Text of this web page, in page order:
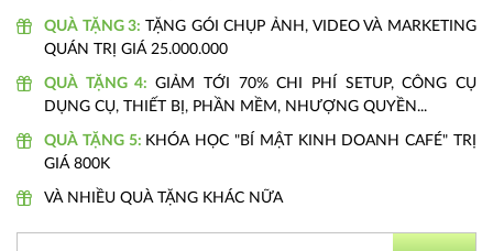
QUÀ TẶNG 3: TẶNG GÓI CHỤP ẢNH, VIDEO VÀ MARKETING
QUÁN TRỊ GIÁ 25.000.000
QUÀ TẶNG 4:GIẢM TỚI 70% CHI PHÍ SETUP, CÔNG CỤ
DỤNG CỤ, THIẾT BỊ, PHẦN MỀM, NHƯỢNG QUYỀN...
QUÀ TẶNG 5: KHÓA HỌC "BÍ MẬT KINH DOANH CAFÉ" TRỊ
GIÁ 800K
VÀ NHIỀU QUÀ TẶNG KHÁC NỮA